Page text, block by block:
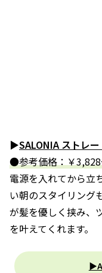
▶SALONIA ストレ
●参考価格：￥
電源を入れてから立
い朝のスタイリング
が髪を優しく挟み、
を叶えてくれます。